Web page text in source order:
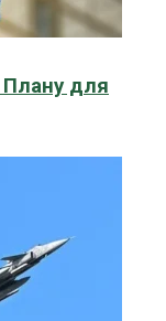
Плану для